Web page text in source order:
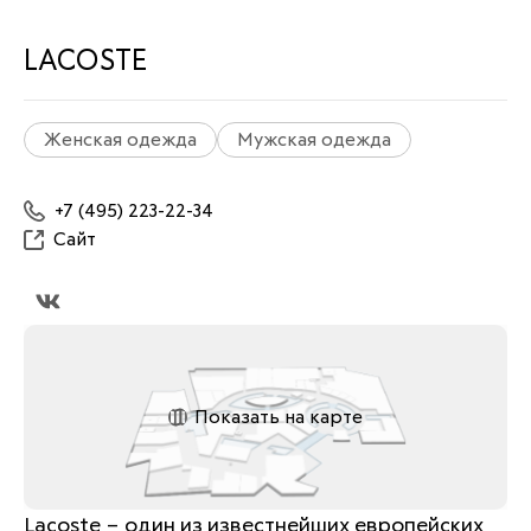
LACOSTE
Женская одежда Мужская одежда
+7 (495) 223-22-34
Сайт
Показать на карте
Lacoste – один из известнейших европейских